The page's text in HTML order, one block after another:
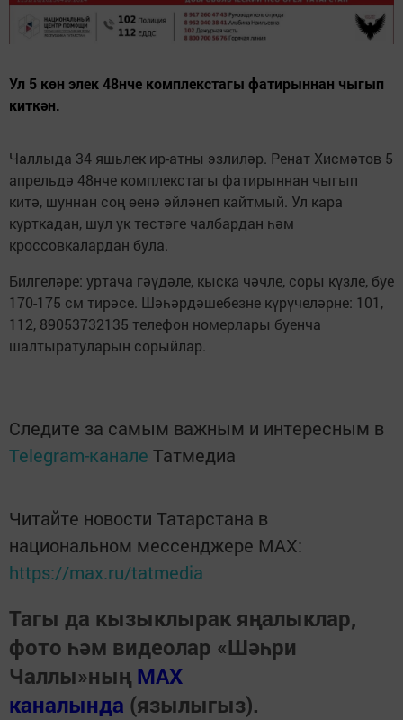
Ул 5 көн элек 48нче комплекстагы фатирыннан чыгып
киткән.
Чаллыда 34 яшьлек ир-атны эзлиләр. Ренат Хисмәтов 5
апрельдә 48нче комплекстагы фатирыннан чыгып
китә, шуннан соң өенә әйләнеп кайтмый. Ул кара
курткадан, шул ук төстәге чалбардан һәм
кроссовкалардан була.
Билгеләре: уртача гәүдәле, кыска чәчле, соры күзле, буе
170-175 см тирәсе. Шәһәрдәшебезне күрүчеләрне: 101,
112, 89053732135 телефон номерлары буенча
шалтыратуларын сорыйлар.
Следите за самым важным и интересным в
Telegram-канале Татмедиа
Читайте новости Татарстана в
национальном мессенджере MАХ:
https://max.ru/tatmedia
Тагы да кызыклырак яңалыклар,
фото һәм видеолар «Шәһри
Чаллы»ның MAX
каналында (язылыгыз).